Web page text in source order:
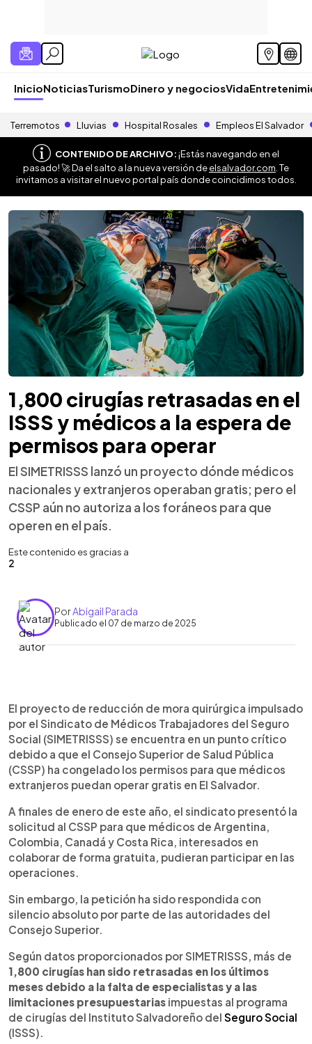
InicioNoticiasTurismoDinero y negociosVida
Terremotos Lluvias Hospital Rosales Empleos El Salvador
CONTENIDO DE ARCHIVO:¡Estás navegando en el
pasado! 🚀 Da el salto a la nueva versión deelsalvador.com . Te
invitamos a visitar el nuevo portal país donde coincidimos todos.
1,800 cirugías retrasadas en el
ISSS y médicos a la espera de
permisos para operar
El SIMETRISSS lanzó un proyecto dónde médicos
nacionales y extranjeros operaban gratis; pero el
CSSP aún no autoriza a los foráneos para que
operen en el país.
Este contenido es gracias a
2
PorAbigail Parada
Publicado el 07 de marzo de 2025
Escuchar artículo
El proyecto de reducción de mora quirúrgica impulsado
por el Sindicato de Médicos Trabajadores del Seguro
Social (SIMETRISSS) se encuentra en un punto crítico
debido a que el Consejo Superior de Salud Pública
(CSSP) ha congelado los permisos para que médicos
extranjeros puedan operar gratis en El Salvador.
A finales de enero de este año, el sindicato presentó la
solicitud al CSSP para que médicos de Argentina,
Colombia, Canadá y Costa Rica, interesados en
colaborar de forma gratuita, pudieran participar en las
operaciones.
Sin embargo, la petición ha sido respondida con
silencio absoluto por parte de las autoridades del
Consejo Superior.
Según datos proporcionados por SIMETRISSS, más de
1,800 cirugías han sido retrasadas en los últimos
meses debido a la falta de especialistas y a las
limitaciones presupuestarias impuestas al programa
de cirugías del Instituto Salvadoreño del Seguro Social
(ISSS).